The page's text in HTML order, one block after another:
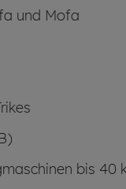
und Mofa
bis 40